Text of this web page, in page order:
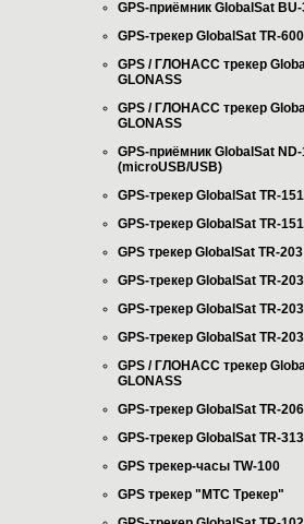
GPS-приёмник GlobalSat
GPS-трекер GlobalSat TR-600
GPS / ГЛОНАСС трекер
GLONASS
GPS / ГЛОНАСС трекер
GLONASS
GPS-приёмник GlobalSat
(microUSB/USB)
GPS-трекер GlobalSat TR-151
GPS-трекер GlobalSat TR-
GPS трекер GlobalSat TR-203
GPS-трекер GlobalSat TR-
GPS-трекер GlobalSat TR-
GPS-трекер GlobalSat TR-
GPS / ГЛОНАСС трекер
GLONASS
GPS-трекер GlobalSat TR-206
GPS-трекер GlobalSat TR-313
GPS трекер-часы TW-100
GPS трекер "МТС Трекер"